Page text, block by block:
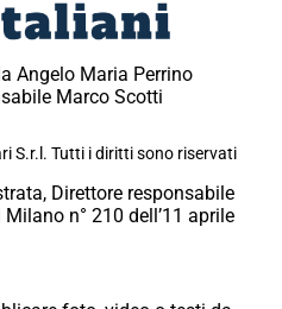
Angelo Maria Perrino
Marco Scotti
S.r.l. Tutti i diritti sono riservati
Direttore responsabile
n° 210 dell’11 aprile